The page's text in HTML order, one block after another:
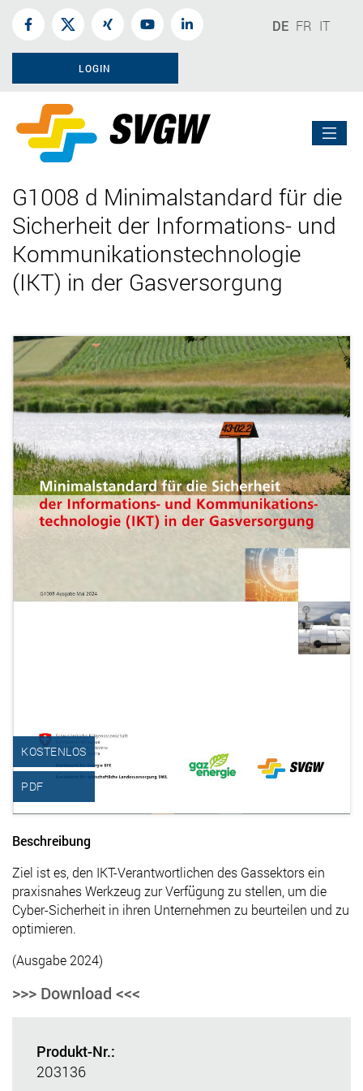
DE FR IT
LOGIN
G1008 d Minimalstandard für die
Sicherheit der Informations- und
Kommunikationstechnologie
(IKT) in der Gasversorgung
KOSTENLOS
PDF
Beschreibung
Ziel ist es, den IKT-Verantwortlichen des Gassektors ein
praxisnahes Werkzeug zur Verfügung zu stellen, um die
Cyber-Sicherheit in ihren Unternehmen zu beurteilen und zu
optimieren.
(Ausgabe 2024)
>>> Download <<<
Produkt-Nr.:
203136